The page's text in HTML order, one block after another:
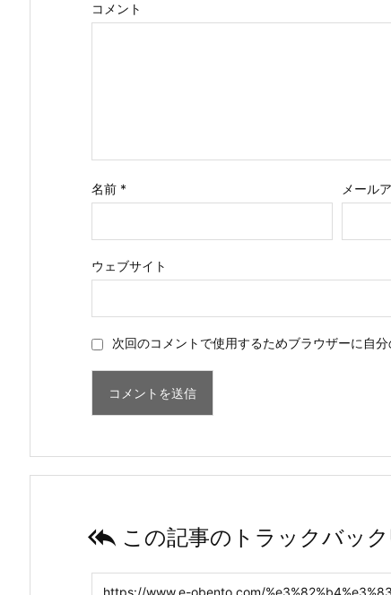
コメント
名前 * メール
ウェブサイト
次回のコメントで使用するためブラウザーに自
 この記事のトラックバッ